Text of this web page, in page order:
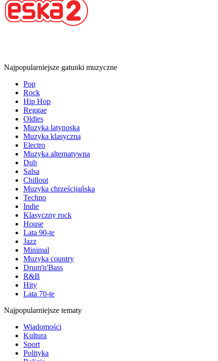
Najpopularniejsze gatunki muzyczne
Pop
Rock
Hip Hop
Reggae
Oldies
Muzyka latynoska
Muzyka klasyczna
Electro
Muzyka alternatywna
Dub
Salsa
Chillout
Muzyka chrześcijańska
Techno
Indie
Klasyczny rock
House
Lata 90-te
Jazz
Minimal
Muzyka country
Drum'n'Bass
R&B
Hity
Lata 70-te
Najpopularniejsze tematy
Wiadomości
Kultura
Sport
Polityka